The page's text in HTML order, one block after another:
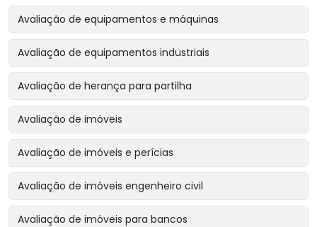
Avaliação de equipamentos e máquinas
Avaliação de equipamentos industriais
Avaliação de herança para partilha
Avaliação de imóveis
Avaliação de imóveis e perícias
Avaliação de imóveis engenheiro civil
Avaliação de imóveis para bancos